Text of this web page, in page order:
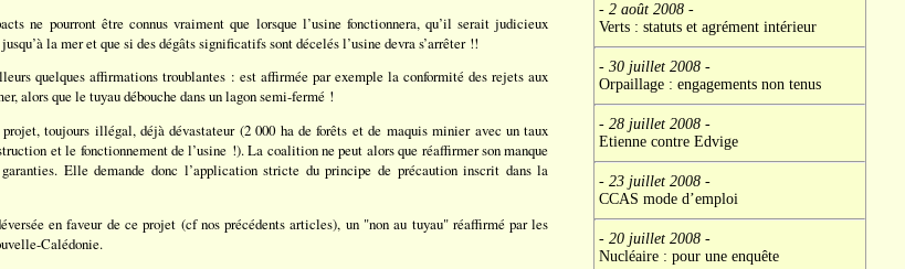
ne pourront être connus vraiment que lorsque l’usine fonctionnera, qu’il serait judicieux
la mer et que si des dégâts significatifs sont décelés l’usine devra s’arrêter !!
quelques affirmations troublantes : est affirmée par exemple la conformité des rejets aux
alors que le tuyau débouche dans un lagon semi-fermé !
toujours illégal, déjà dévastateur (2 000 ha de forêts et de maquis minier avec un taux
et le fonctionnement de l’usine !). La coalition ne peut alors que réaffirmer son manque
Elle demande donc l’application stricte du principe de précaution inscrit dans la
en faveur de ce projet (cf nos précédents articles), un "non au tuyau" réaffirmé par les
Calédonie.
- 2 août 2008-
Verts : statuts et agrément intérieur
- 30 juillet 2008-
Orpaillage : engagements non tenus
- 28 juillet 2008-
Etienne contre Edvige
- 23 juillet 2008-
CCAS mode d’emploi
- 20 juillet 2008-
Nucléaire : pour une enquête